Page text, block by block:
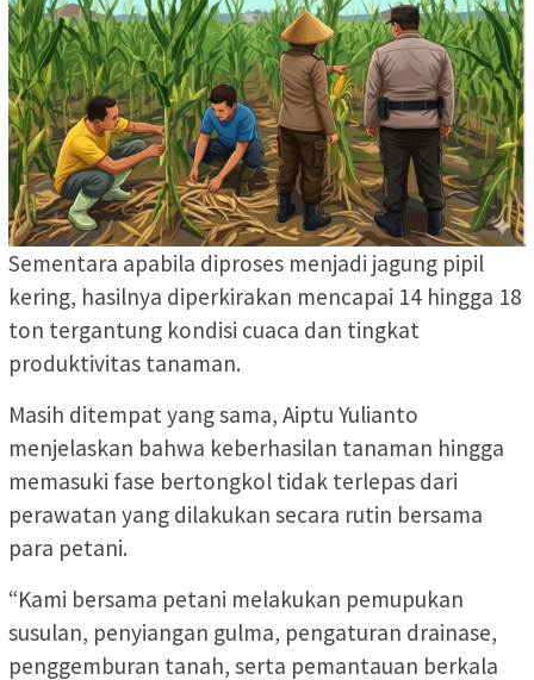
Sementara apabila diproses menjadi jagung pipil
kering, hasilnya diperkirakan mencapai 14 hingga 18
ton tergantung kondisi cuaca dan tingkat
produktivitas tanaman.
Masih ditempat yang sama, Aiptu Yulianto
menjelaskan bahwa keberhasilan tanaman hingga
memasuki fase bertongkol tidak terlepas dari
perawatan yang dilakukan secara rutin bersama
para petani.
“Kami bersama petani melakukan pemupukan
susulan, penyiangan gulma, pengaturan drainase,
penggemburan tanah, serta pemantauan berkala